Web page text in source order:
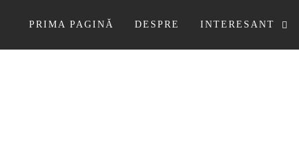
PRIMA PAGINĂ DESPRE INTERESANT